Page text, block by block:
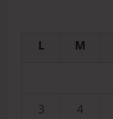
L M
3
4